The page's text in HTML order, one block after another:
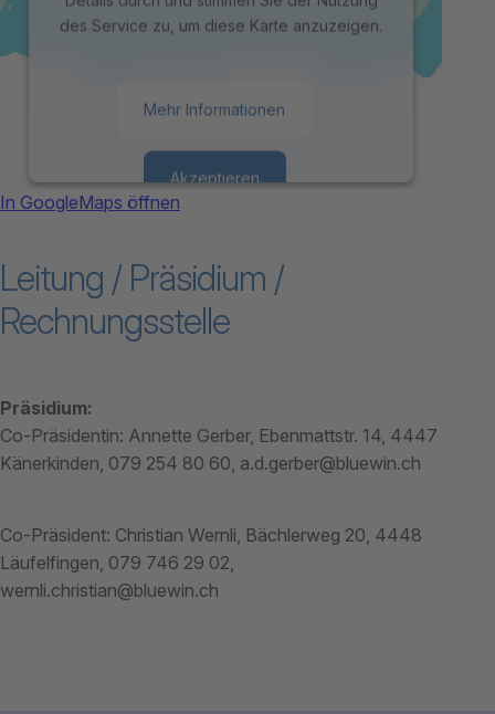
des Service zu, um diese Karte anzuzeigen.
Mehr Informationen
Akzeptieren
Management Platform
In GoogleMaps öffnen
Leitung / Präsidium /
Rechnungsstelle
Präsidium:
Co-Präsidentin: Annette Gerber, Ebenmattstr. 14, 4447
Känerkinden, 079 254 80 60, a.d.gerber@bluewin.ch
Co-Präsident: Christian Wernli, Bächlerweg 20, 4448
Läufelfingen, 079 746 29 02,
wernli.christian@bluewin.ch